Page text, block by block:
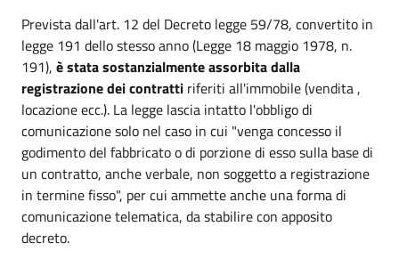
Prevista dall'art. 12 del Decreto legge 59/78, convertito in
legge 191 dello stesso anno (Legge 18 maggio 1978, n.
191), è stata sostanzialmente assorbita dalla
registrazione dei contratti riferiti all'immobile (vendita ,
locazione ecc.). La legge lascia intatto l'obbligo di
comunicazione solo nel caso in cui "venga concesso il
godimento del fabbricato o di porzione di esso sulla base di
un contratto, anche verbale, non soggetto a registrazione
in termine fisso", per cui ammette anche una forma di
comunicazione telematica, da stabilire con apposito
decreto.